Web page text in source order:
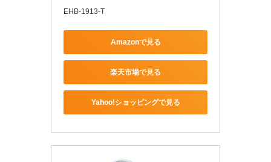
EHB-1913-T
Amazonで見る
楽天市場で見る
Yahoo!ショッピングで見る